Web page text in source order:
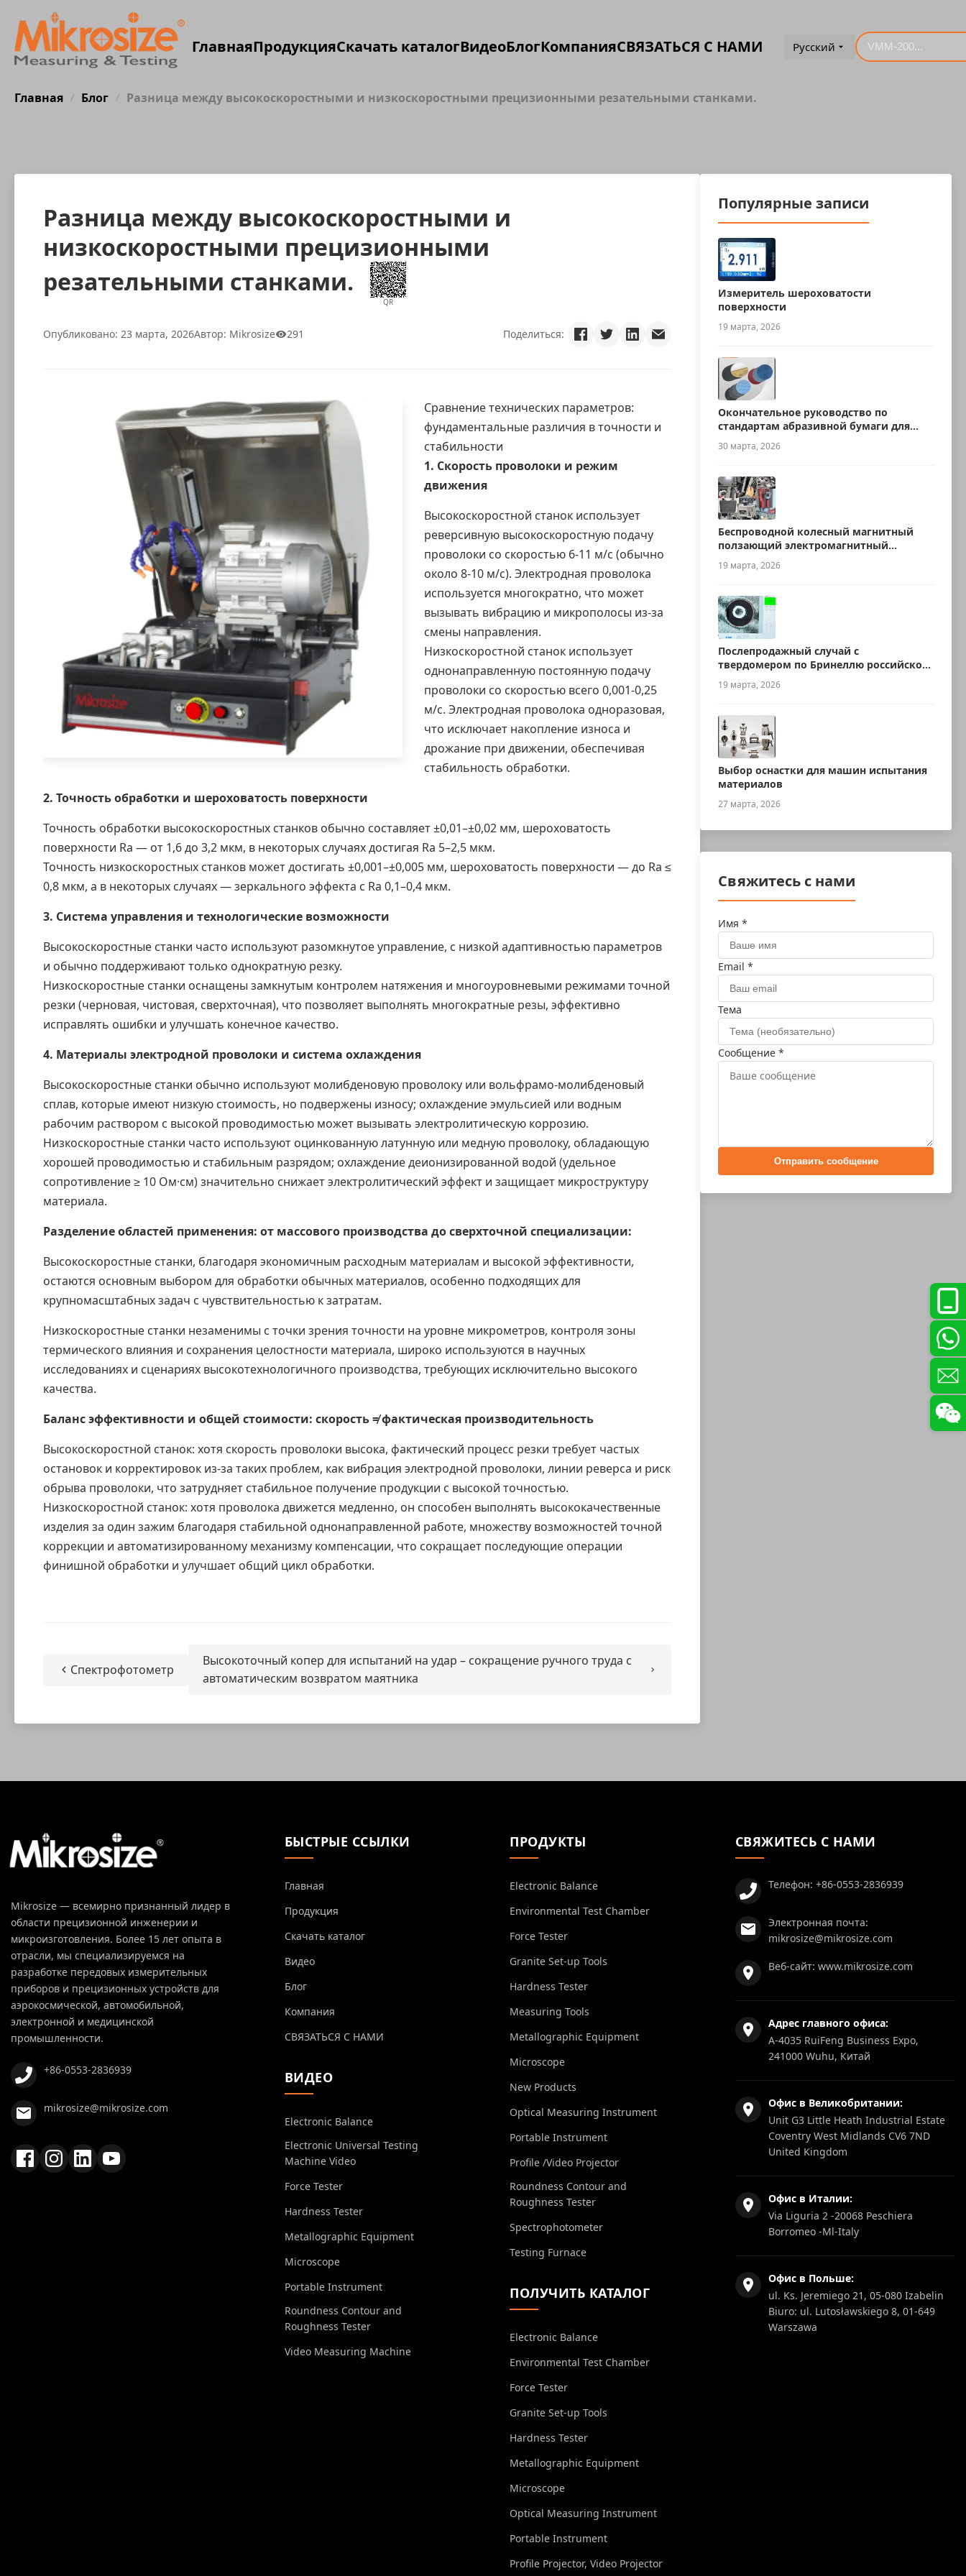
ГлавнаяПродукцияСкачать каталогВидеоБлогКомпанияСВЯЗАТЬСЯ С НАМИ Русский
Главная / Блог / Разница между высокоскоростными и низкоскоростными прецизионными резательными станками.
Разница между высокоскоростными и
низкоскоростными прецизионными
резательными станками.
QR
Опубликовано: 23 марта, 2026Автор: Mikrosize 291 Поделиться:
Сравнение технических параметров:
фундаментальные различия в точности и
стабильности
1. Скорость проволоки и режим
движения
Высокоскоростной станок использует
реверсивную высокоскоростную подачу
проволоки со скоростью 6-11 м/с (обычно
около 8-10 м/с). Электродная проволока
используется многократно, что может
вызывать вибрацию и микрополосы из-за
смены направления.
Низкоскоростной станок использует
однонаправленную постоянную подачу
проволоки со скоростью всего 0,001-0,25
м/с. Электродная проволока одноразовая,
что исключает накопление износа и
дрожание при движении, обеспечивая
стабильность обработки.
2. Точность обработки и шероховатость поверхности
Точность обработки высокоскоростных станков обычно составляет ±0,01–±0,02 мм, шероховатость
поверхности Ra — от 1,6 до 3,2 мкм, в некоторых случаях достигая Ra 5–2,5 мкм.
Точность низкоскоростных станков может достигать ±0,001–±0,005 мм, шероховатость поверхности — до Ra ≤
0,8 мкм, а в некоторых случаях — зеркального эффекта с Ra 0,1–0,4 мкм.
3. Система управления и технологические возможности
Высокоскоростные станки часто используют разомкнутое управление, с низкой адаптивностью параметров
и обычно поддерживают только однократную резку.
Низкоскоростные станки оснащены замкнутым контролем натяжения и многоуровневыми режимами точной
резки (черновая, чистовая, сверхточная), что позволяет выполнять многократные резы, эффективно
исправлять ошибки и улучшать конечное качество.
4. Материалы электродной проволоки и система охлаждения
Высокоскоростные станки обычно используют молибденовую проволоку или вольфрамо-молибденовый
сплав, которые имеют низкую стоимость, но подвержены износу; охлаждение эмульсией или водным
рабочим раствором с высокой проводимостью может вызывать электролитическую коррозию.
Низкоскоростные станки часто используют оцинкованную латунную или медную проволоку, обладающую
хорошей проводимостью и стабильным разрядом; охлаждение деионизированной водой (удельное
сопротивление ≥ 10 Ом·см) значительно снижает электролитический эффект и защищает микроструктуру
материала.
Разделение областей применения: от массового производства до сверхточной специализации:
Высокоскоростные станки, благодаря экономичным расходным материалам и высокой эффективности,
остаются основным выбором для обработки обычных материалов, особенно подходящих для
крупномасштабных задач с чувствительностью к затратам.
Низкоскоростные станки незаменимы с точки зрения точности на уровне микрометров, контроля зоны
термического влияния и сохранения целостности материала, широко используются в научных
исследованиях и сценариях высокотехнологичного производства, требующих исключительно высокого
качества.
Баланс эффективности и общей стоимости: скорость ≠ фактическая производительность
Высокоскоростной станок: хотя скорость проволоки высока, фактический процесс резки требует частых
остановок и корректировок из-за таких проблем, как вибрация электродной проволоки, линии реверса и риск
обрыва проволоки, что затрудняет стабильное получение продукции с высокой точностью.
Низкоскоростной станок: хотя проволока движется медленно, он способен выполнять высококачественные
изделия за один зажим благодаря стабильной однонаправленной работе, множеству возможностей точной
коррекции и автоматизированному механизму компенсации, что сокращает последующие операции
финишной обработки и улучшает общий цикл обработки.
Спектрофотометр
Высокоточный копер для испытаний на удар – сокращение ручного труда с
автоматическим возвратом маятника
Популярные записи
Измеритель шероховатости
поверхности
19 марта, 2026
Окончательное руководство по
стандартам абразивной бумаги для
металлографии
30 марта, 2026
Беспроводной колесный магнитный
ползающий электромагнитный
ультразвуковой робот для измерения
толщины
19 марта, 2026
Послепродажный случай с
твердомером по Бринеллю российского
производства
19 марта, 2026
Выбор оснастки для машин испытания
материалов
27 марта, 2026
Свяжитесь с нами
Имя *
Email *
Тема
Сообщение *
Отправить сообщение
Mikrosize — всемирно признанный лидер в
области прецизионной инженерии и
микроизготовления. Более 15 лет опыта в
отрасли, мы специализируемся на
разработке передовых измерительных
приборов и прецизионных устройств для
аэрокосмической, автомобильной,
электронной и медицинской
промышленности.
+86-0553-2836939
mikrosize@mikrosize.com
БЫСТРЫЕ ССЫЛКИ
Главная
Продукция
Скачать каталог
Видео
Блог
Компания
СВЯЗАТЬСЯ С НАМИ
ВИДЕО
Electronic Balance
Electronic Universal Testing
Machine Video
Force Tester
Hardness Tester
Metallographic Equipment
Microscope
Portable Instrument
Roundness Contour and
Roughness Tester
Video Measuring Machine
ПРОДУКТЫ
Electronic Balance
Environmental Test Chamber
Force Tester
Granite Set-up Tools
Hardness Tester
Measuring Tools
Metallographic Equipment
Microscope
New Products
Optical Measuring Instrument
Portable Instrument
Profile /Video Projector
Roundness Contour and
Roughness Tester
Spectrophotometer
Testing Furnace
ПОЛУЧИТЬ КАТАЛОГ
Electronic Balance
Environmental Test Chamber
Force Tester
Granite Set-up Tools
Hardness Tester
Metallographic Equipment
Microscope
Optical Measuring Instrument
Portable Instrument
Profile Projector, Video Projector
СВЯЖИТЕСЬ С НАМИ
Телефон: +86-0553-2836939
Электронная почта:
mikrosize@mikrosize.com
Веб-сайт: www.mikrosize.com
Адрес главного офиса:
A-4035 RuiFeng Business Expo,
241000 Wuhu, Китай
Офис в Великобритании:
Unit G3 Little Heath Industrial Estate
Coventry West Midlands CV6 7ND
United Kingdom
Офис в Италии:
Via Liguria 2 -20068 Peschiera
Borromeo -Ml-Italy
Офис в Польше:
ul. Ks. Jeremiego 21, 05-080 Izabelin
Biuro: ul. Lutosławskiego 8, 01-649
Warszawa